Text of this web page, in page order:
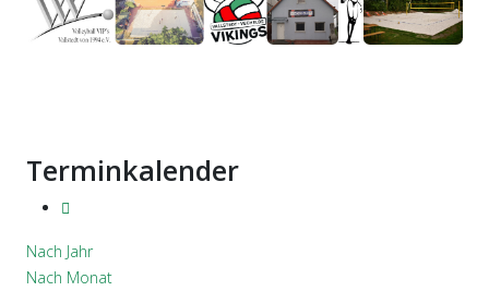
Terminkalender
Nach Jahr
Nach Monat